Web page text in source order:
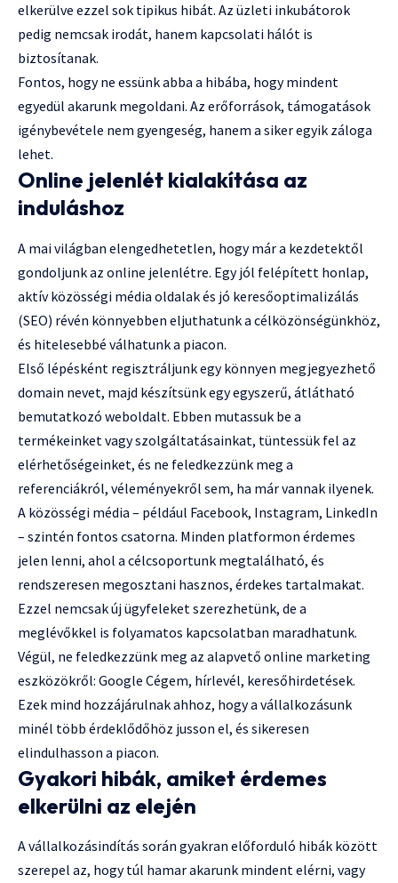
elkerülve ezzel sok tipikus hibát. Az üzleti inkubátorok
pedig nemcsak irodát, hanem kapcsolati hálót is
biztosítanak.
Fontos, hogy ne essünk abba a hibába, hogy mindent
egyedül akarunk megoldani. Az erőforrások, támogatások
igénybevétele nem gyengeség, hanem a siker egyik záloga
lehet.
Online jelenlét kialakítása az
induláshoz
A mai világban elengedhetetlen, hogy már a kezdetektől
gondoljunk az online jelenlétre. Egy jól felépített honlap,
aktív közösségi média oldalak és jó keresőoptimalizálás
(SEO) révén könnyebben eljuthatunk a célközönségünkhöz,
és hitelesebbé válhatunk a piacon.
Első lépésként regisztráljunk egy könnyen megjegyezhető
domain nevet, majd készítsünk egy egyszerű, átlátható
bemutatkozó weboldalt. Ebben mutassuk be a
termékeinket vagy szolgáltatásainkat, tüntessük fel az
elérhetőségeinket, és ne feledkezzünk meg a
referenciákról, véleményekről sem, ha már vannak ilyenek.
A közösségi média – például Facebook, Instagram, LinkedIn
– szintén fontos csatorna. Minden platformon érdemes
jelen lenni, ahol a célcsoportunk megtalálható, és
rendszeresen megosztani hasznos, érdekes tartalmakat.
Ezzel nemcsak új ügyfeleket szerezhetünk, de a
meglévőkkel is folyamatos kapcsolatban maradhatunk.
Végül, ne feledkezzünk meg az alapvető online marketing
eszközökről: Google Cégem, hírlevél, keresőhirdetések.
Ezek mind hozzájárulnak ahhoz, hogy a vállalkozásunk
minél több érdeklődőhöz jusson el, és sikeresen
elindulhasson a piacon.
Gyakori hibák, amiket érdemes
elkerülni az elején
A vállalkozásindítás során gyakran előforduló hibák között
szerepel az, hogy túl hamar akarunk mindent elérni, vagy